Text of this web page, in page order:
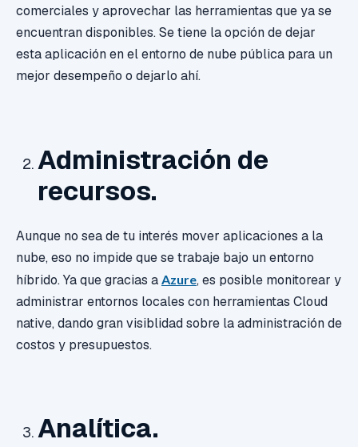
comerciales y aprovechar las herramientas que ya se
encuentran disponibles. Se tiene la opción de dejar
esta aplicación en el entorno de nube pública para un
mejor desempeño o dejarlo ahí.
Administración de
recursos.
Aunque no sea de tu interés mover aplicaciones a la
nube, eso no impide que se trabaje bajo un entorno
híbrido. Ya que gracias a Azure, es posible monitorear y
administrar entornos locales con herramientas Cloud
native, dando gran visiblidad sobre la administración de
costos y presupuestos.
Analítica.